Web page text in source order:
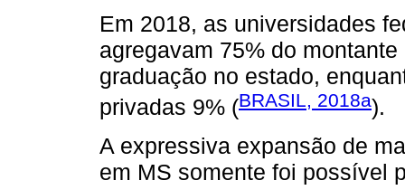
Em 2018, as universidades
agregavam 75% do
graduação no estado,
privadas 9% (BRASIL, 2018a).
A expressiva expansão de
em MS somente foi possível